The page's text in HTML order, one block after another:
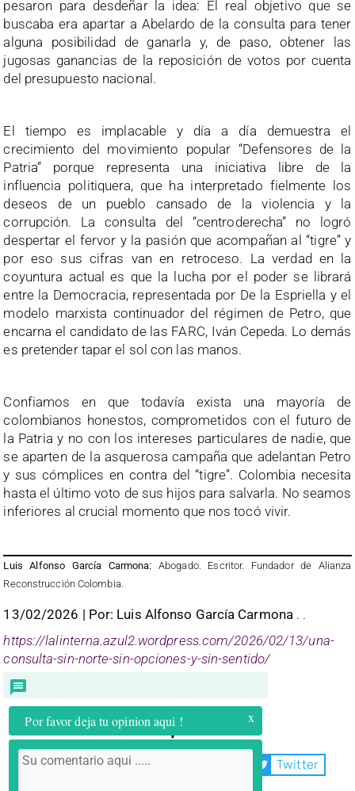
pesaron para desdeñar la idea: El real objetivo que se
buscaba era apartar a Abelardo de la consulta para tener
alguna posibilidad de ganarla y, de paso, obtener las
jugosas ganancias de la reposición de votos por cuenta
del presupuesto nacional.
El tiempo es implacable y día a día demuestra el
crecimiento del movimiento popular “Defensores de la
Patria” porque representa una iniciativa libre de la
influencia politiquera, que ha interpretado fielmente los
deseos de un pueblo cansado de la violencia y la
corrupción. La consulta del “centroderecha” no logró
despertar el fervor y la pasión que acompañan al “tigre” y
por eso sus cifras van en retroceso. La verdad en la
coyuntura actual es que la lucha por el poder se librará
entre la Democracia, representada por De la Espriella y el
modelo marxista continuador del régimen de Petro, que
encarna el candidato de las FARC, Iván Cepeda. Lo demás
es pretender tapar el sol con las manos.
Confiamos en que todavía exista una mayoría de
colombianos honestos, comprometidos con el futuro de
la Patria y no con los intereses particulares de nadie, que
se aparten de la asquerosa campaña que adelantan Petro
y sus cómplices en contra del “tigre”. Colombia necesita
hasta el último voto de sus hijos para salvarla. No seamos
inferiores al crucial momento que nos tocó vivir.
Luis Alfonso García Carmona:Abogado. Escritor. Fundador de Alianza
Reconstrucción Colombia.
13/02/2026 | Por: Luis Alfonso García Carmona . .
https://lalinterna.azul2.wordpress.com/2026/02/13/una-
consulta-sin-norte-sin-opciones-y-sin-sentido/
Por favor deja tu opinion aqui ! x
Compartir:
WhatsApp Twitter